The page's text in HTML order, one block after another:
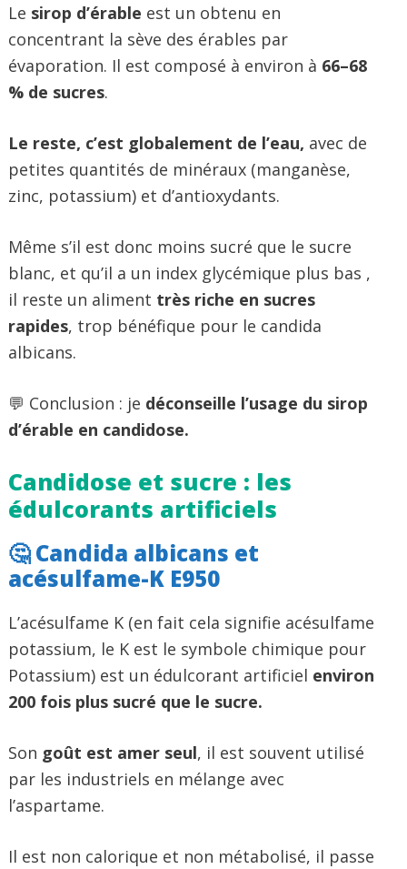
Le sirop d’érable est un obtenu en
concentrant la sève des érables par
évaporation. Il est composé à environ à 66–68
% de sucres.
Le reste, c’est globalement de l’eau, avec de
petites quantités de minéraux (manganèse,
zinc, potassium) et d’antioxydants.
Même s’il est donc moins sucré que le sucre
blanc, et qu’il a un index glycémique plus bas ,
il reste un aliment très riche en sucres
rapides, trop bénéfique pour le candida
albicans.
💬 Conclusion : je déconseille l’usage du sirop
d’érable en candidose.
Candidose et sucre : les
édulcorants artificiels
🤔 Candida albicans et
acésulfame-K E950
L’acésulfame K (en fait cela signifie acésulfame
potassium, le K est le symbole chimique pour
Potassium) est un édulcorant artificiel environ
200 fois plus sucré que le sucre.
Son goût est amer seul, il est souvent utilisé
par les industriels en mélange avec
l’aspartame.
Il est non calorique et non métabolisé, il passe